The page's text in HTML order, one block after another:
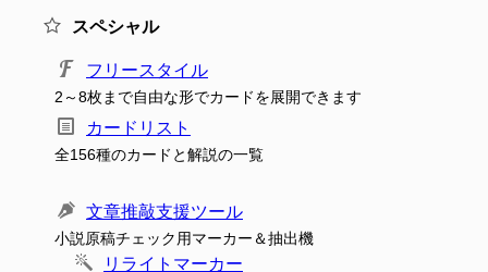
スペシャル
フリースタイル
2～8枚まで自由な形でカードを展開できます
カードリスト
全156種のカードと解説の一覧
文章推敲支援ツール
小説原稿チェック用マーカー＆抽出機
リライトマーカー